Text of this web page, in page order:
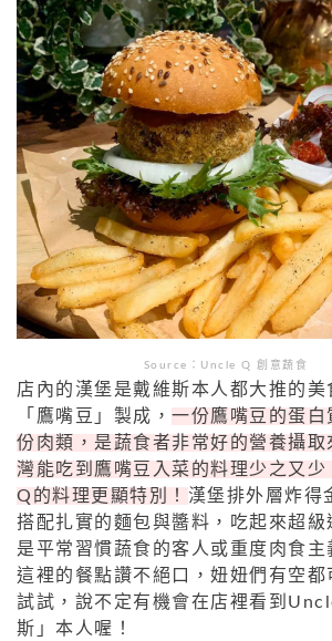
Source：Uncle Q 創意蔬食
店內的漢堡是戴維斯本人都大推的美
「鷹嘴豆」製成， 一份鷹嘴豆的蛋白
份肉類，是蔬食者非常好的營養攝取
灣能吃到鷹嘴豆入菜的料理少之又
Q的料理更顯特別！ 漢堡排外層炸得
搭配扎實的麵包與醬料，吃起來超級
是平常習慣蔬食的客人或重度肉食主
這裡的餐點讚不絕口，妞妞們有空都
試試，說不定有機會在店裡看到
斯」本人喔！